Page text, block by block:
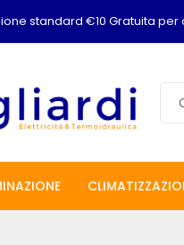
standard €10 Gratuita